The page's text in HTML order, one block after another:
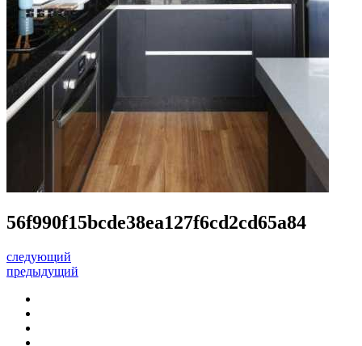
56f990f15bcde38ea127f6cd2cd65a84
следующий
предыдущий